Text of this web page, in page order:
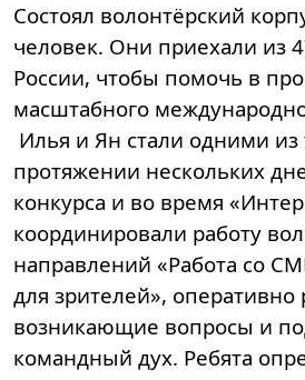
Состоял волонтёрский
человек. Они приехали из
России, чтобы помочь в
масштабного
Илья и Ян стали одними из
протяжении нескольких
конкурса и во время
координировали работу
направлений «Работа со
для зрителей»,
возникающие вопросы и
командный дух. Ребята